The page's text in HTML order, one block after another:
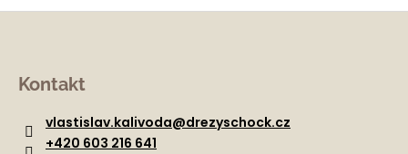
Kontakt
vlastislav.kalivoda@drezyschock.cz
+420 603 216 641